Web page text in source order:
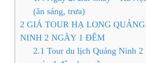
(ăn sáng, trưa)
2 GIÁ TOUR HẠ LONG QUẢNG
NINH 2 NGÀY 1 ĐÊM
2.1 Tour du lịch Quảng Ninh 2